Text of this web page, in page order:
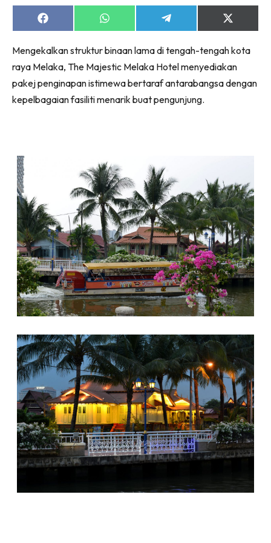
Ruang Tamu
Casa Impiana
Impiana Makeover
Makeover Ruang Selebriti
High Rise
Landed
Video
Beli Di Mana
Buat Sendiri
Ilham Impiana
Ilham Impiana 360
Ilham Impiana Inspirasi Selebriti
Impiana TV
Impiana MakeOver
Lahar Dekor
Sembang Dekor
Sembang Laman
Tip Impiana
Tip Laman
Share
on
Share
on
Share
on
Share
on
(Twitter)
Mengekalkan struktur binaan lama di tengah-tengah kota
raya Melaka, The Majestic Melaka Hotel menyediakan
pakej penginapan istimewa bertaraf antarabangsa dengan
kepelbagaian fasiliti menarik buat pengunjung.